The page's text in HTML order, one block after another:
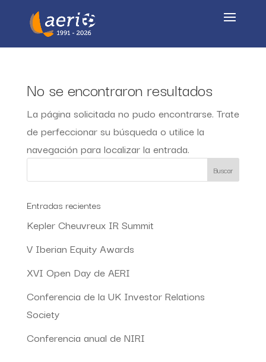
No se encontraron resultados
La página solicitada no pudo encontrarse. Trate
de perfeccionar su búsqueda o utilice la
navegación para localizar la entrada.
Entradas recientes
Kepler Cheuvreux IR Summit
V Iberian Equity Awards
XVI Open Day de AERI
Conferencia de la UK Investor Relations
Society
Conferencia anual de NIRI